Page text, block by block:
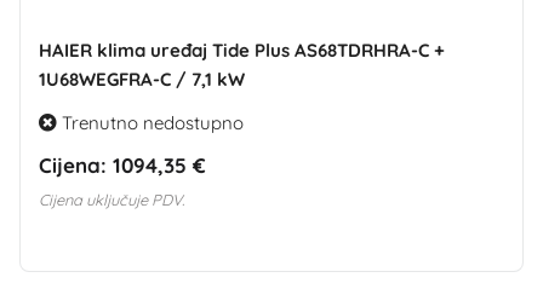
HAIER klima uređaj Tide Plus AS68TDRHRA-C +
1U68WEGFRA-C / 7,1 kW
Trenutno nedostupno
Cijena: 1094,35 €
Cijena uključuje PDV.